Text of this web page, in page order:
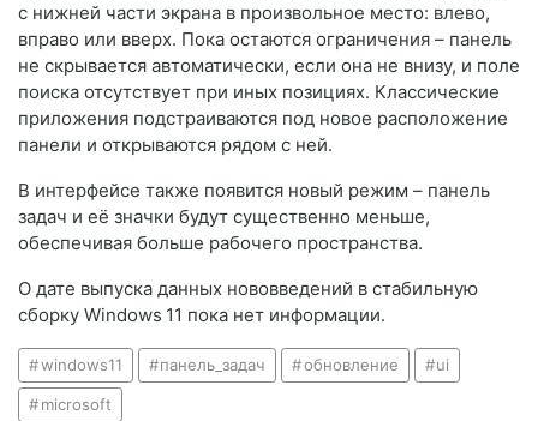
с нижней части экрана в произвольное место: влево,
вправо или вверх. Пока остаются ограничения – панель
не скрывается автоматически, если она не внизу, и поле
поиска отсутствует при иных позициях. Классические
приложения подстраиваются под новое расположение
панели и открываются рядом с ней.
В интерфейсе также появится новый режим – панель
задач и её значки будут существенно меньше,
обеспечивая больше рабочего пространства.
О дате выпуска данных нововведений в стабильную
сборку Windows 11 пока нет информации.
windows11 панель_задач обновление ui
microsoft